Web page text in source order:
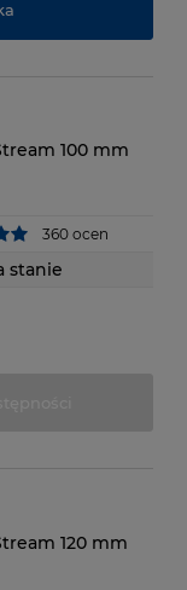
100 mm
360 ocen
stanie
120 mm